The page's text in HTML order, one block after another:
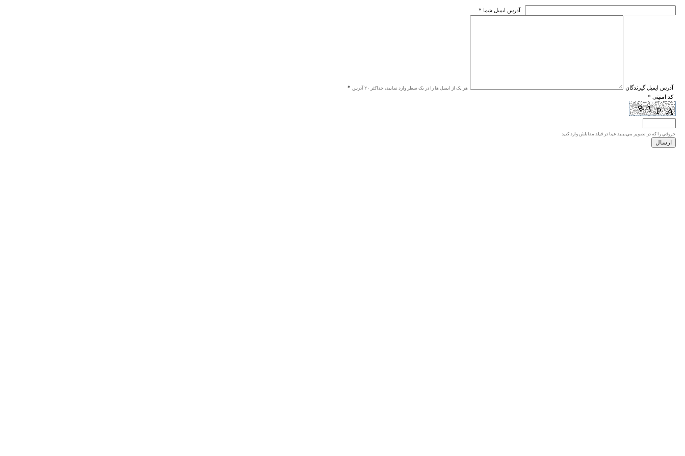
* آدرس ايميل شما
* آدرس ايميل گيرندگان هر یک از ایمیل ها را در یک سطر وارد نمایید، حداکثر ۲۰ آدرس
* کد امنیتی
حروفي را كه در تصوير مي‌بينيد عينا در فيلد مقابلش وارد كنيد